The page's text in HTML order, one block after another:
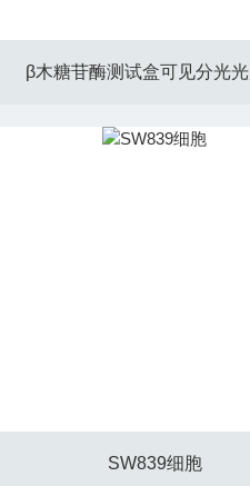
β木糖苷酶测试盒可见分光
SW839​细胞